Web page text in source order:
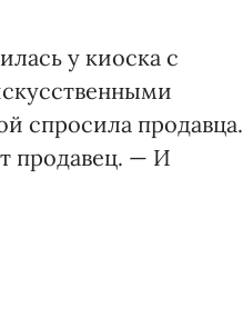
у киоска с
спросила продавца.
продавец. — И